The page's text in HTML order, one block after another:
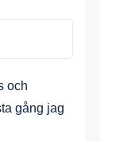
och
gång jag